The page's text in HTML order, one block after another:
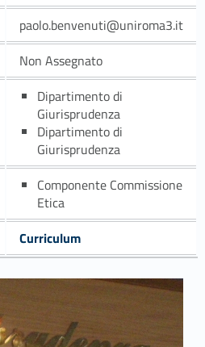
paolo.benvenuti@uniroma3.it
Non Assegnato
Dipartimento di
Giurisprudenza
Dipartimento di
Giurisprudenza
Componente Commissione
Etica
Curriculum